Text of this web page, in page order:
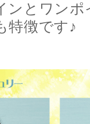
ンとワン
特徴です♪